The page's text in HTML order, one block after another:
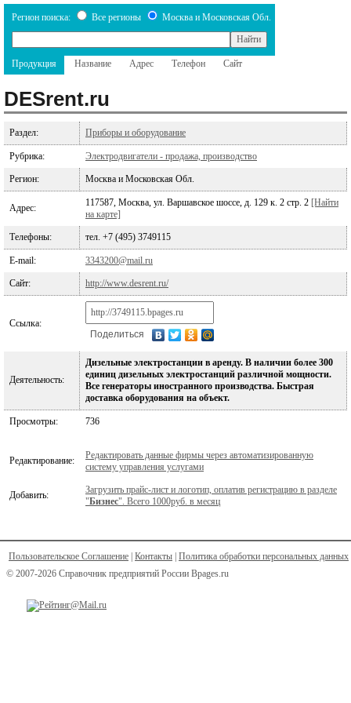
Регион поиска: Все регионы Москва и Московская Обл.
Продукция Название Адрес Телефон Сайт
DESrent.ru
Раздел: Приборы и оборудование
Рубрика: Электродвигатели - продажа, производство
Регион: Москва и Московская Обл.
Адрес: 117587, Москва, ул. Варшавское шоссе, д. 129 к. 2 стр. 2 [Найти
на карте]
Телефоны: тел. +7 (495) 3749115
E-mail: 3343200@mail.ru
Сайт: http://www.desrent.ru/
Ссылка:
Поделиться
Деятельность:
Дизельные электростанции в аренду. В наличии более 300
единиц дизельных электростанций различной мощности.
Все генераторы иностранного производства. Быстрая
доставка оборудования на объект.
Просмотры: 736
Редактирование:
Редактировать данные фирмы через автоматизированную
систему управления услугами
Добавить:
Загрузить прайс-лист и логотип, оплатив регистрацию в разделе
"Бизнес". Всего 1000руб. в месяц
Пользовательское Соглашение Контакты Политика обработки персональных данных
© 2007-2026 Справочник предприятий России Bpages.ru